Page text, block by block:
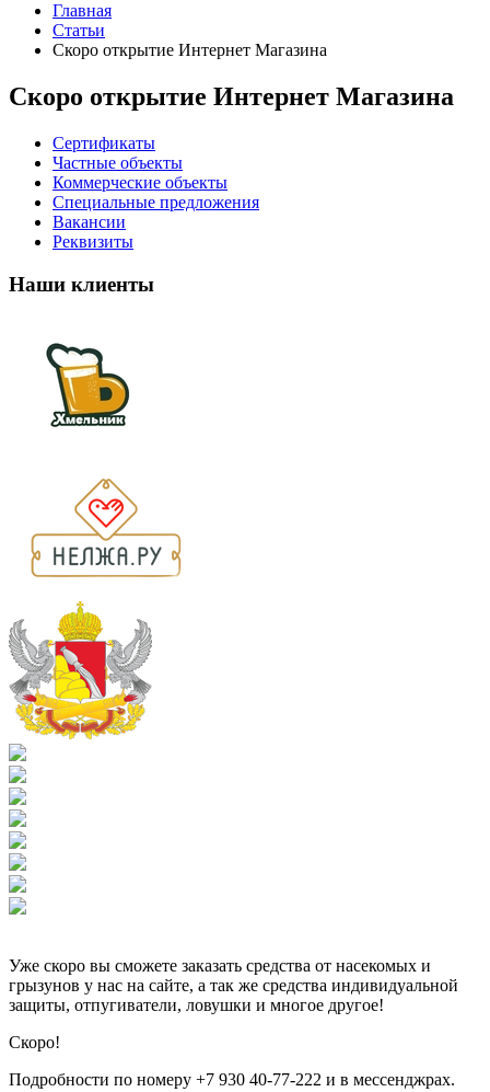
Главная
Статьи
Скоро открытие Интернет Магазина
Скоро открытие Интернет Магазина
Сертификаты
Частные объекты
Коммерческие объекты
Специальные предложения
Вакансии
Реквизиты
Наши клиенты
Уже скоро вы сможете заказать средства от насекомых и
грызунов у нас на сайте, а так же средства индивидуальной
защиты, отпугиватели, ловушки и многое другое!
Скоро!
Подробности по номеру +7 930 40-77-222 и в мессенджрах.